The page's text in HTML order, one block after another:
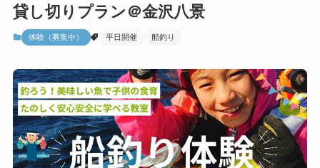
貸し切りプラン＠金沢八景
体験（募集中） 平日開催 船釣り